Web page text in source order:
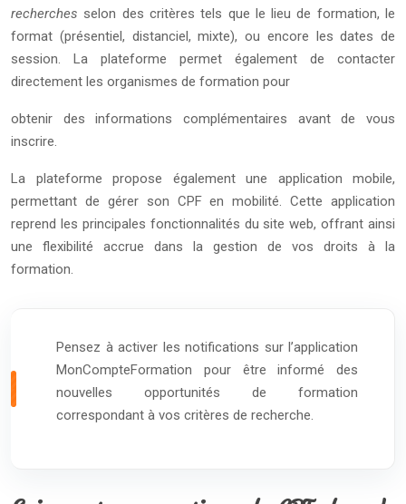
recherches selon des critères tels que le lieu de formation, le
format (présentiel, distanciel, mixte), ou encore les dates de
session. La plateforme permet également de contacter
directement les organismes de formation pour
obtenir des informations complémentaires avant de vous
inscrire.
La plateforme propose également une application mobile,
permettant de gérer son CPF en mobilité. Cette application
reprend les principales fonctionnalités du site web, offrant ainsi
une flexibilité accrue dans la gestion de vos droits à la
formation.
Pensez à activer les notifications sur l’application
MonCompteFormation pour être informé des
nouvelles opportunités de formation
correspondant à vos critères de recherche.